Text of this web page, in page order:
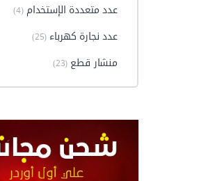
عدد متعددة الإستخدام (4)
عدد نجارة كهرباء (25)
منشار قطع (23)